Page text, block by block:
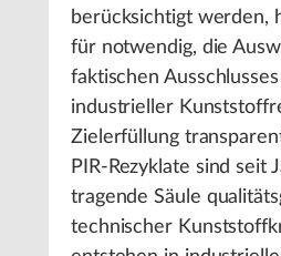
berücksichtigt werden,
für notwendig, die
faktischen
industrieller
Zielerfüllung
PIR-Rezyklate sind seit
tragende Säule
technischer